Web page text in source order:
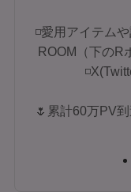
◽愛用アイテム
ROOM（下のR
🌷累計60万PV